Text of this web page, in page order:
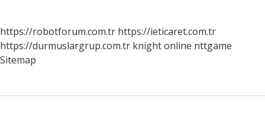
https://robotforum.com.tr https://ieticaret.com.tr
https://durmuslargrup.com.tr knight online nttgame
Sitemap